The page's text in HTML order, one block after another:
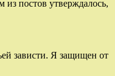
постов утверждалось,
зависти. Я защищен от